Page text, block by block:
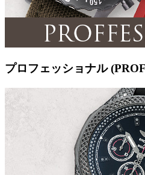
プロフェッショナル